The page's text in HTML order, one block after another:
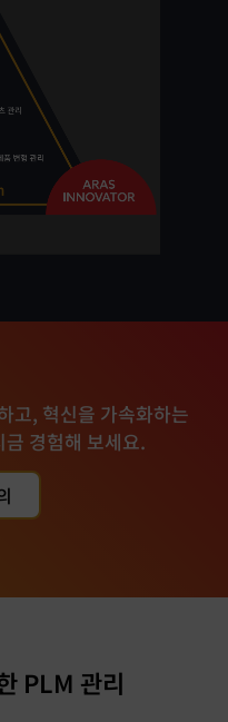
맞춰 기능을 정렬하고
리케이션을 빠르게 조정할 수
프린트 기반 접근 방식은
개발·운영팀 간 협업을
듭니다.
를 준수함으로써 수동
크를 줄입니다.
합니다.
충족할 수 있도록
합니다.
고, 혁신을 가속화하는
경험해 보세요.
PLM 관리